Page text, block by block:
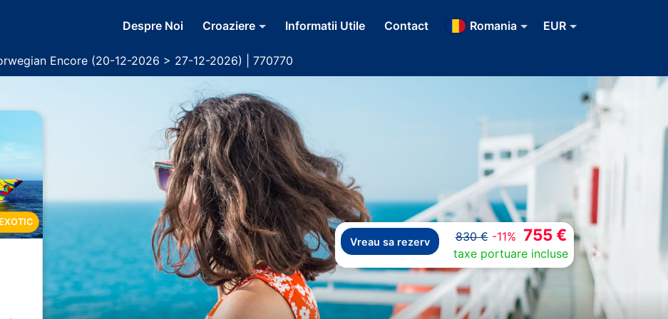
Despre Noi Croaziere Informatii Utile Contact Romania EUR
Encore (20-12-2026 > 27-12-2026) | 770770
Vreau sa rezerv 830 € -11% 755 €
taxe portuare incluse
Next
EXOTIC